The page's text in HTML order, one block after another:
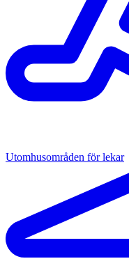
Utomhusområden för lekar